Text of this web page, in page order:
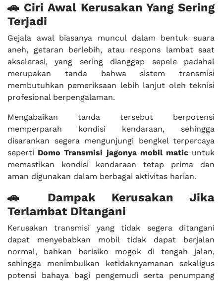
🚗 Ciri Awal Kerusakan Yang Sering
Terjadi
Gejala awal biasanya muncul dalam bentuk suara
aneh, getaran berlebih, atau respons lambat saat
akselerasi, yang sering dianggap sepele padahal
merupakan tanda bahwa sistem transmisi
membutuhkan pemeriksaan lebih lanjut oleh teknisi
profesional berpengalaman.
Mengabaikan tanda tersebut berpotensi
memperparah kondisi kendaraan, sehingga
disarankan segera mengunjungi bengkel terpercaya
seperti Domo Transmisi jagonya mobil maticuntuk
memastikan kondisi kendaraan tetap prima dan
aman digunakan dalam berbagai aktivitas harian.
🚗 Dampak Kerusakan Jika
Terlambat Ditangani
Kerusakan transmisi yang tidak segera ditangani
dapat menyebabkan mobil tidak dapat berjalan
normal, bahkan berisiko mogok di tengah jalan,
sehingga menimbulkan ketidaknyamanan sekaligus
potensi bahaya bagi pengemudi serta penumpang